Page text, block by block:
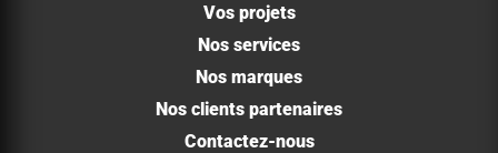
Vos projets
Nos services
Nos marques
Nos clients partenaires
Contactez-nous